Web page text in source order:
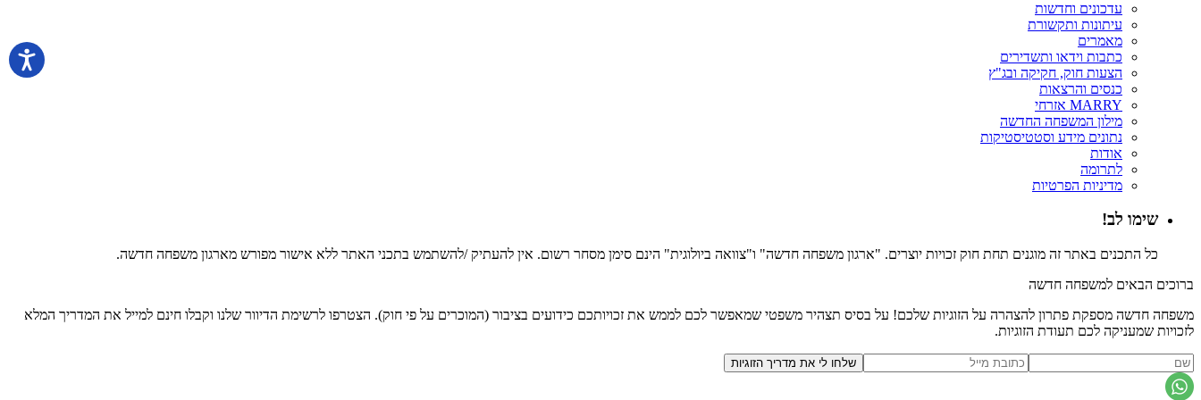
עדכונים וחדשות
עיתונות ותקשורת
מאמרים
כתבות וידאו ותשדירים
הצעות חוק, חקיקה ובג"ץ
כנסים והרצאות
MARRY אזרחי
מילון המשפחה החדשה
נתונים מידע וסטטיסטיקות
אודות
לתרומה
מדיניות הפרטיות
שימו לב!
כל התכנים באתר זה מוגנים תחת חוק זכויות יוצרים. "ארגון משפחה חדשה" ו"צוואה ביולוגית" הינם סימן מסחר רשום. אין להעתיק /להשתמש בתכני האתר ללא אישור מפורש מארגון משפחה חדשה.
ברוכים הבאים למשפחה חדשה
משפחה חדשה מספקת פתרון להצהרה על הזוגיות שלכם! על בסיס תצהיר משפטי שמאפשר לכם לממש את זכויותכם כידועים בציבור (המוכרים על פי חוק). הצטרפו לרשימת הדיוור שלנו וקבלו חינם למייל את המדריך המלא
לזכויות שמעניקה לכם תעודת הזוגיות.